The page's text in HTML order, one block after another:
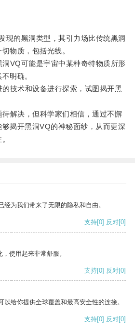
的黑洞类型，其引力场比传统黑洞
物质，包括光线。
可能是宇宙中某种奇特物质所形
明确。
技术和设备进行探索，试图揭开黑
解决，但科学家们相信，通过不懈
揭开黑洞VQ的神秘面纱，从而更深
为我们带来了无限的隐私和自由。
支持[0] 反对[0]
使用起来非常舒服。
支持[0] 反对[0]
给你提供全球覆盖和最高安全性的连接。
支持[0] 反对[0]